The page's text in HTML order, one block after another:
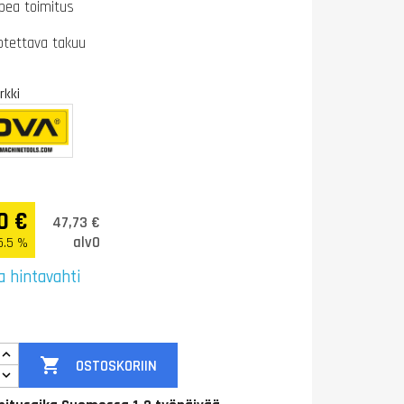
toimitus
takuu
€
%
47,73 €
alv0
hintavahti
 OSTOSKORIIN